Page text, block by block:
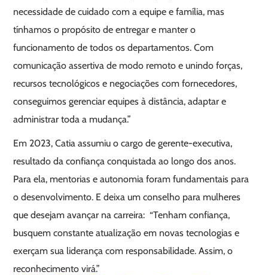
necessidade de cuidado com a equipe e família, mas
tínhamos o propósito de entregar e manter o
funcionamento de todos os departamentos. Com
comunicação assertiva de modo remoto e unindo forças,
recursos tecnológicos e negociações com fornecedores,
conseguimos gerenciar equipes à distância, adaptar e
administrar toda a mudança.”
Em 2023, Catia assumiu o cargo de gerente-executiva,
resultado da confiança conquistada ao longo dos anos.
Para ela, mentorias e autonomia foram fundamentais para
o desenvolvimento. E deixa um conselho para mulheres
que desejam avançar na carreira: “Tenham confiança,
busquem constante atualização em novas tecnologias e
exerçam sua liderança com responsabilidade. Assim, o
reconhecimento virá.”